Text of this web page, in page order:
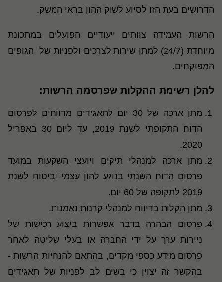
הדרושים בעת הזו לסיוע לשוק ההון בראי המשק.
הרשות העמידה צוותים ייעודיים הפועלים במתכונת
מיוחדת (24/7) למתן שירות לצרכים ולפניות של הגופים
המפוקחים.
להלן רשימת ההקלות שפרסמה הרשות:
מתן ארכה של 30 יום לתאגידים מדווחים לפרסום
הדוח התקופתי לשנת 2019, עד ליום 30 באפריל
2020.
מתן ארכה למנהלי תיקים ויועצי השקעות במועד
פרסום הדוח השנתי בנוגע להון עצמי וביטוח לשנת
2019 לתקופה של 60 יום.
מתן הקלות בדיווח למנהלי קרנות נאמנות.
פרסום הבהרה בדבר אפשרות ביצוע רכישות של
ניירות ערך על ידי החברה או בעלי שליטה לאחר
פרסום מידע כספי מקדים, בהתאם להנחיות הרשות -
בהקשר זה יצוין כי בשים לב לפניות של תאגידים